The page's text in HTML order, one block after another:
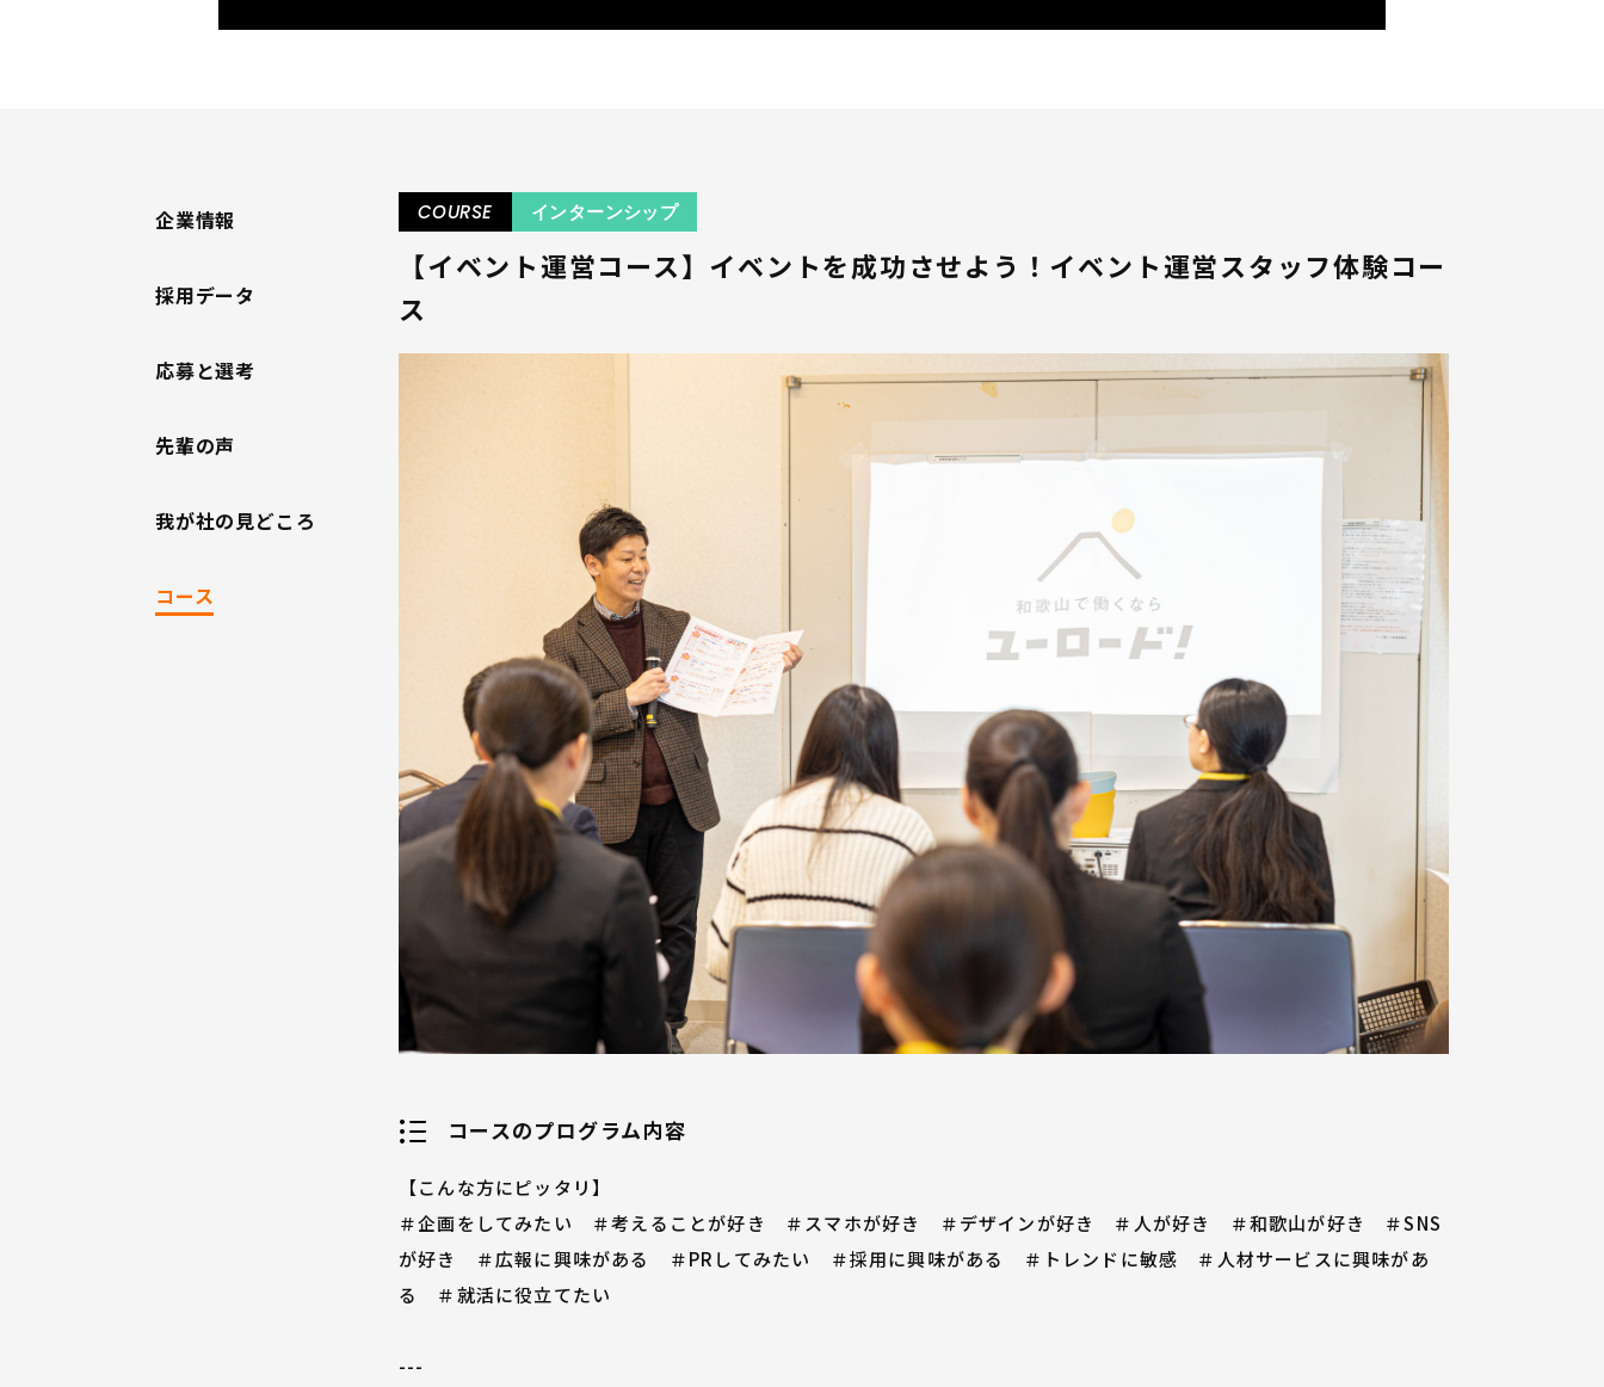
企業情報
採用データ
応募と選考
先輩の声
我が社の見どころ
コース
COURSE インターンシップ
【イベント運営コース】イベントを成功させよう！イベント運営スタッフ体験コー
ス
コースのプログラム内容
【こんな方にピッタリ】
＃企画をしてみたい ＃考えることが好き ＃スマホが好き ＃デザインが好き ＃人が好き ＃和歌山が好き ＃SNS
が好き ＃広報に興味がある ＃PRしてみたい ＃採用に興味がある ＃トレンドに敏感 ＃人材サービスに興味があ
る ＃就活に役立てたい
---